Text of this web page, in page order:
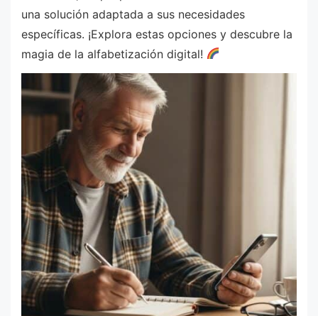
una solución adaptada a sus necesidades
específicas. ¡Explora estas opciones y descubre la
magia de la alfabetización digital!